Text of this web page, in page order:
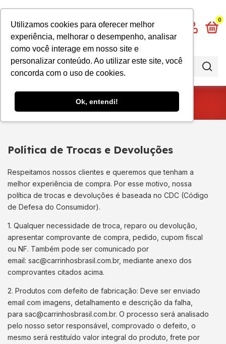
Utilizamos cookies para oferecer melhor
experiência, melhorar o desempenho, analisar
como você interage em nosso site e
personalizar conteúdo. Ao utilizar este site, você
concorda com o uso de cookies.
Ok, entendi!
0
Trocas e Devoluções
Política de Trocas e Devoluções
Respeitamos nossos clientes e queremos que tenham a
melhor experiência de compra. Por esse motivo, nossa
política de trocas e devoluções é baseada no CDC (Código
de Defesa do Consumidor).
1. Qualquer necessidade de troca, reparo ou devolução,
apresentar comprovante de compra, pedido, cupom fiscal
ou NF. Também pode ser comunicado por
email: sac@carrinhosbrasil.com.br, mediante anexo dos
comprovantes citados acima.
2. Produtos com defeito de fabricação: Deve ser enviado
email com imagens, detalhamento e descrição da falha,
para sac@carrinhosbrasil.com.br. O processo será analisado
pelo nosso setor responsável, comprovado o defeito, o
mesmo será restituído valor integral do produto, frete por